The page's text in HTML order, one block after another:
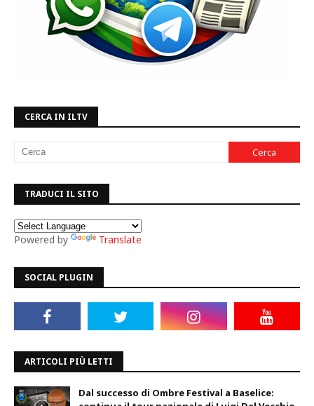
CERCA IN ILTV
TRADUCI IL SITO
Powered by Translate
SOCIAL PLUGIN
ARTICOLI PIÙ LETTI
Dal successo di Ombre Festival a Baselice: